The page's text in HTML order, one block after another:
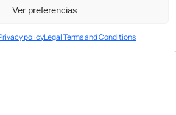
Ver preferencias
policyLegal Terms and Conditions